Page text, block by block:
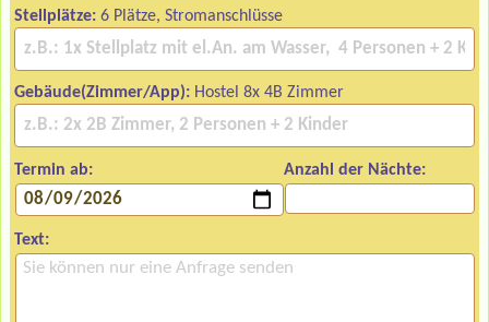
Stellplätze: 6 Plätze, Stromanschlüsse
Gebäude(Zimmer/App): Hostel 8x 4B Zimmer
Termin ab: Anzahl der Nächte:
Text: